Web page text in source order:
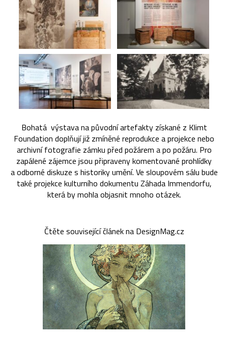
Bohatá výstava na původní artefakty získané z Klimt
Foundation doplňují již zmíněné reprodukce a projekce nebo
archivní fotografie zámku před požárem a po požáru. Pro
zapálené zájemce jsou připraveny komentované prohlídky
a odborné diskuze s historiky umění. Ve sloupovém sálu bude
také projekce kulturního dokumentu Záhada Immendorfu,
která by mohla objasnit mnoho otázek.
Čtěte související článek na DesignMag.cz